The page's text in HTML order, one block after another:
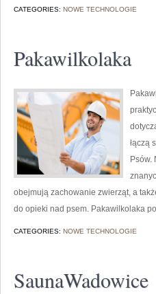
CATEGORIES: NOWE TECHNOLOGIE
Pakawilkolaka
łączą
Psów.
obejmują zachowanie zwierząt, a
do opieki nad psem. Pakawilkolaka
CATEGORIES: NOWE TECHNOLOGIE
SaunaWadowice